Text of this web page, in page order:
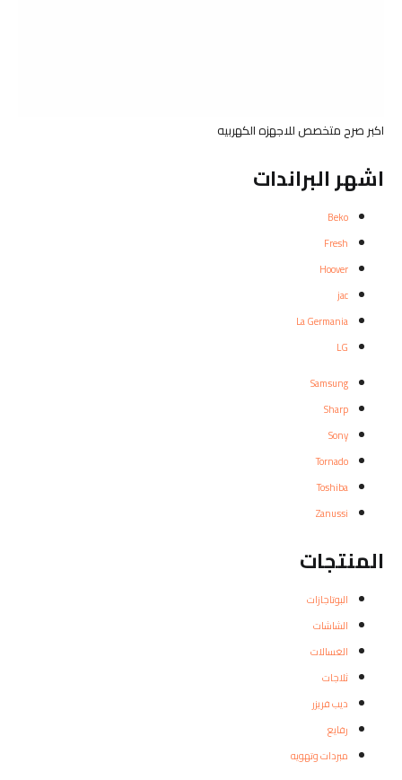
اكبر صرح متخصص للاجهزه الكهربيه
اشهر البراندات
Beko
Fresh
Hoover
jac
La Germania
LG
Samsung
Sharp
Sony
Tornado
Toshiba
Zanussi
المنتجات
البوتاجازات
الشاشات
الغسالات
ثلاجات
ديب فريزر
رفايع
مبردات وتهويه